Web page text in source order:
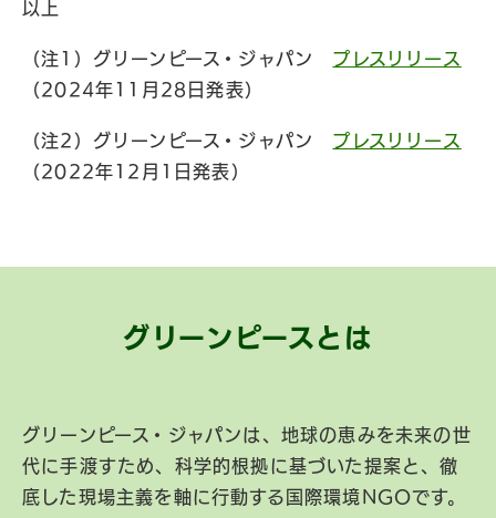
以上
（注1）グリーンピース・ジャパン プレスリリース
（2024年11月28日発表）
（注2）グリーンピース・ジャパン プレスリリース
（2022年12月1日発表）
グリーンピースとは
グリーンピース・ジャパンは、地球の恵みを未来の世
代に手渡すため、科学的根拠に基づいた提案と、徹
底した現場主義を軸に行動する国際環境NGOです。